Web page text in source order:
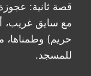
قصة ثانية:
مع سايق غريب،
حريم)
للمسجد.